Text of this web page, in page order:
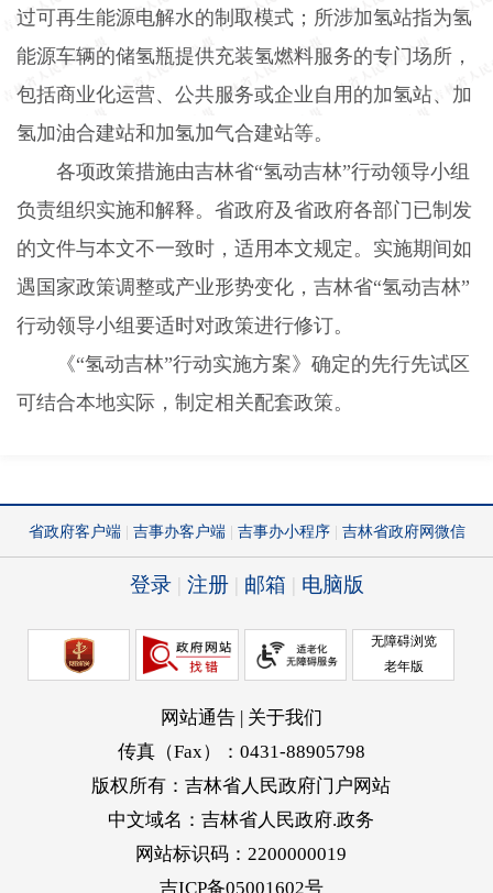
过可再生能源电解水的制取模式；所涉加氢站指为氢
能源车辆的储氢瓶提供充装氢燃料服务的专门场所，
包括商业化运营、公共服务或企业自用的加氢站、加
氢加油合建站和加氢加气合建站等。
各项政策措施由吉林省“氢动吉林”行动领导小组
负责组织实施和解释。省政府及省政府各部门已制发
的文件与本文不一致时，适用本文规定。实施期间如
遇国家政策调整或产业形势变化，吉林省“氢动吉林”
行动领导小组要适时对政策进行修订。
《“氢动吉林”行动实施方案》确定的先行先试区
可结合本地实际，制定相关配套政策。